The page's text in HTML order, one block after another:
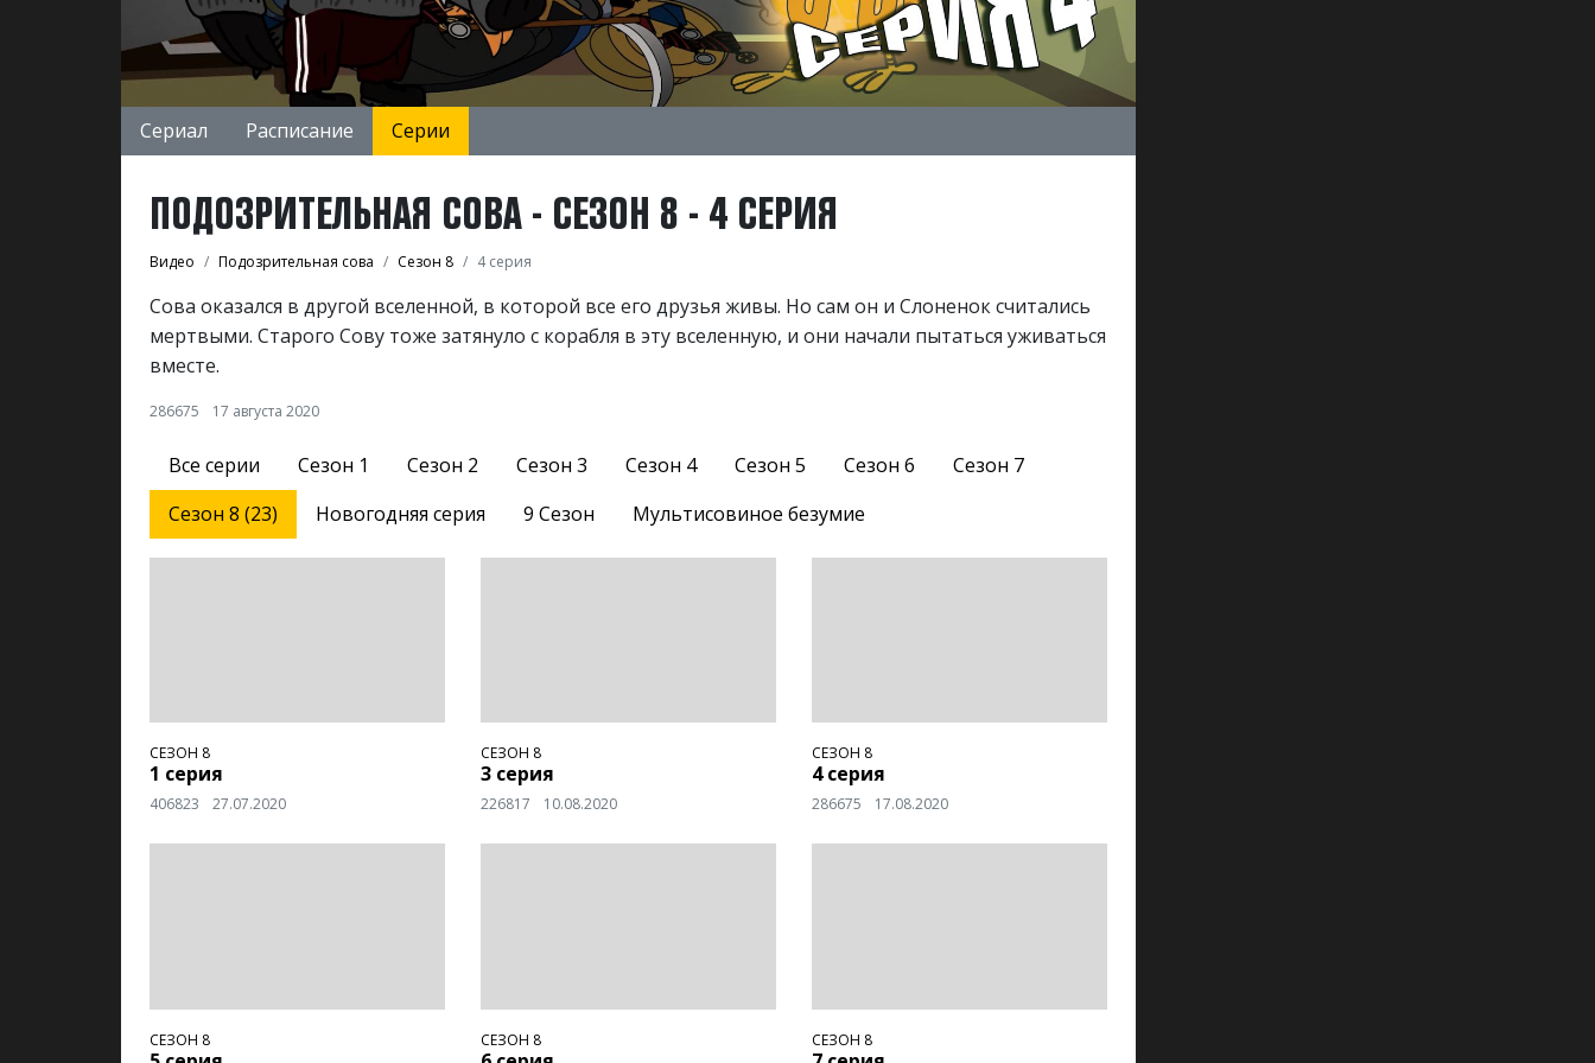
Сериал Расписание Серии
ПОДОЗРИТЕЛЬНАЯ СОВА - СЕЗОН 8 - 4 СЕРИЯ
Видео Подозрительная сова Сезон 8 4 серия
Сова оказался в другой вселенной, в которой все его друзья живы. Но сам он и Слоненок считались
мертвыми. Старого Сову тоже затянуло с корабля в эту вселенную, и они начали пытаться уживаться
вместе.
286675 17 августа 2020
Все серии Сезон 1 Сезон 2 Сезон 3 Сезон 4 Сезон 5 Сезон 6
Сезон 7
Сезон 8 (23)
Новогодняя серия 9 Сезон Мультисовиное безумие
СЕЗОН 8
1 серия
406823 27.07.2020
СЕЗОН 8
3 серия
226817 10.08.2020
СЕЗОН 8
4 серия
286675 17.08.2020
СЕЗОН 8 СЕЗОН 8 СЕЗОН 8